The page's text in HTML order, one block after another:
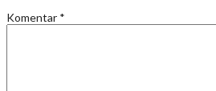
Komentar *